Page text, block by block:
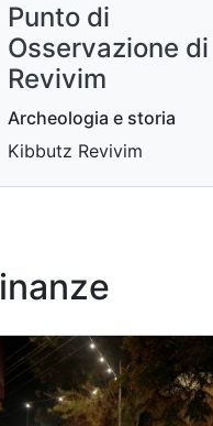
Punto di
Osservazione di
Revivim
Archeologia e storia
Kibbutz Revivim